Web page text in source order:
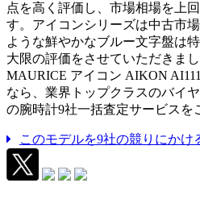
点を高く評価し、市場相場を上
す。アイコンシリーズは中古市
ような鮮やかなブルー文字盤は
大限の評価をさせていただきま
MAURICE アイコン AIKON
なら、業界トップクラスのバイ
の腕時計9社一括査定サービスを
このモデルを9社の競りにかけ